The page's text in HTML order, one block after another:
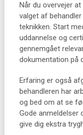
Når du overvejer
valget af
teknikken. Start
uddannelse og
gennemgået
dokumentation på
Erfaring er også
behandleren har
og bed om at se
Gode anmeldelser
give dig ekstra